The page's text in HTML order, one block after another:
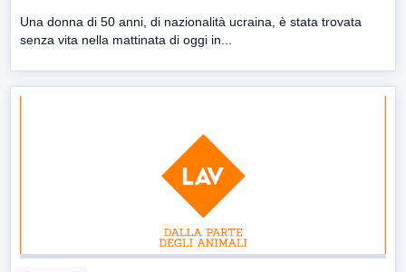
Una donna di 50 anni, di nazionalità ucraina, è stata trovata
senza vita nella mattinata di oggi in...